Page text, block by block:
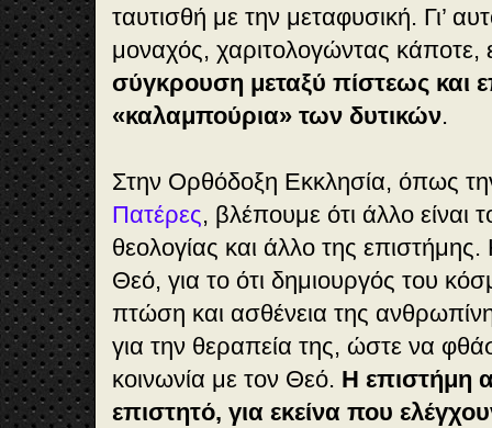
ταυτισθή με την μεταφυσική. Γι’
μοναχός, χαριτολογώντας κάποτε,
σύγκρουση μεταξύ πίστεως και
«καλαμπούρια» των δυτικών.
Στην Ορθόδοξη Εκκλησία, όπως
Πατέρες, βλέπουμε ότι άλλο είναι
θεολογίας και άλλο της επιστήμης.
Θεό, για το ότι δημιουργός του
πτώση και ασθένεια της
για την θεραπεία της, ώστε να
κοινωνία με τον Θεό. Η επιστήμη
επιστητό, για εκείνα που